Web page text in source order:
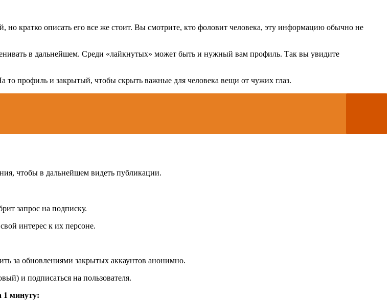
кратко описать его все же стоит. Вы смотрите, кто фоловит человека, эту информацию обычно не
в дальнейшем. Среди «лайкнутых» может быть и нужный вам профиль. Так вы увидите
профиль и закрытый, чтобы скрыть важные для человека вещи от чужих глаз.
чтобы в дальнейшем видеть публикации.
запрос на подписку.
интерес к их персоне.
за обновлениями закрытых аккаунтов анонимно.
и подписаться на пользователя.
1 минуту: